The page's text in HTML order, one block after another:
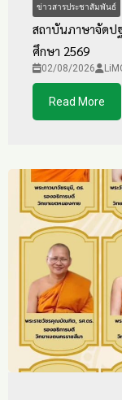
ข่าวสารประชาสัมพันธ์
สถาบันภาษาจัดป
ศึกษา 2569
02/08/2026
Read More